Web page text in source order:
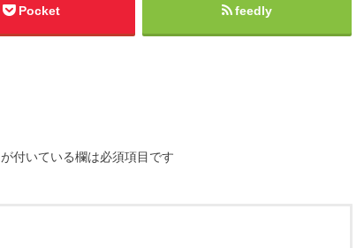
Pocket feedly
が付いている欄は必須項目です